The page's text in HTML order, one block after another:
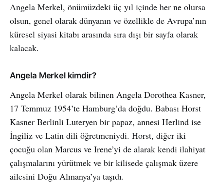
Angela Merkel, önümüzdeki üç yıl içinde her ne olursa
olsun, genel olarak dünyanın ve özellikle de Avrupa’nın
küresel siyasi kitabı arasında sıra dışı bir sayfa olarak
kalacak.
Angela Merkel kimdir?
Angela Merkel olarak bilinen Angela Dorothea Kasner,
17 Temmuz 1954’te Hamburg’da doğdu. Babası Horst
Kasner Berlinli Luteryen bir papaz, annesi Herlind ise
İngiliz ve Latin dili öğretmeniydi. Horst, diğer iki
çocuğu olan Marcus ve Irene’yi de alarak kendi ilahiyat
çalışmalarını yürütmek ve bir kilisede çalışmak üzere
ailesini Doğu Almanya’ya taşıdı.